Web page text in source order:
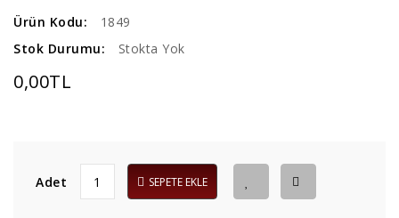
Ürün Kodu:
1849
Stok Durumu:
Stokta Yok
0,00TL
Adet SEPETE EKLE